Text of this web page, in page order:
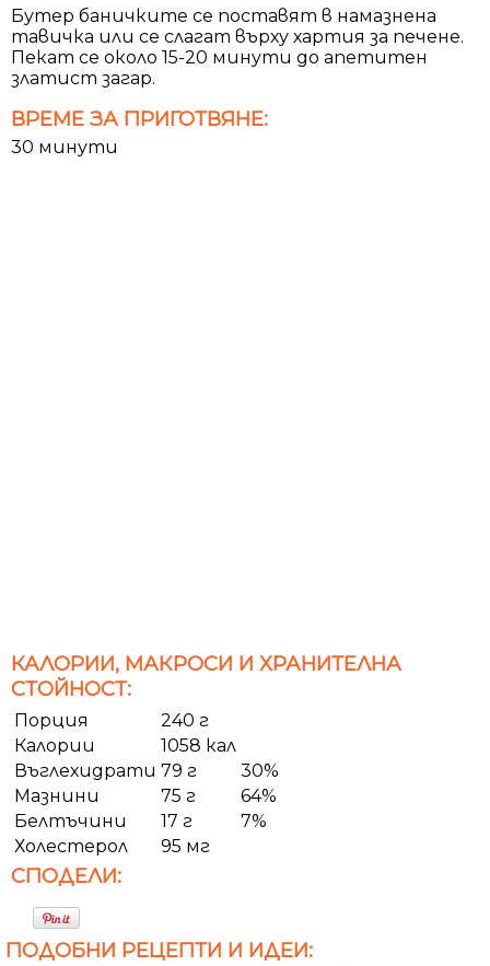
Бутер баничките се поставят в намазнена
тавичка или се слагат върху хартия за печене.
Пекат се около 15-20 минути до апетитен
златист загар.
ВРЕМЕ ЗА ПРИГОТВЯНЕ:
30 минути
КАЛОРИИ, МАКРОСИ И ХРАНИТЕЛНА
СТОЙНОСТ:
Порция
240 г
Калории
1058 кал
Въглехидрати 79 г
30%
Мазнини
75 г
64%
Белтъчини
17 г
7%
Холестерол
95 мг
СПОДЕЛИ:
ПОДОБНИ РЕЦЕПТИ И ИДЕИ: